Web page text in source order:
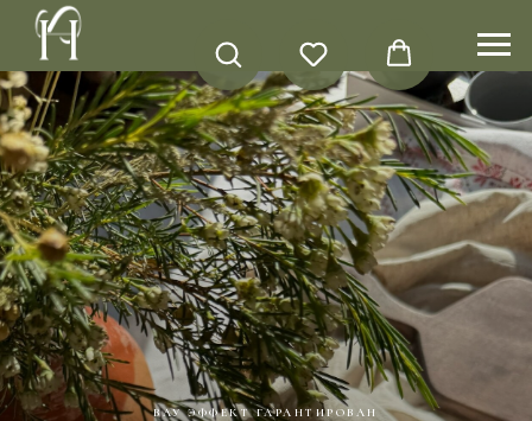
ВАУ ЭФФЕКТ ГАРАНТИРОВАН